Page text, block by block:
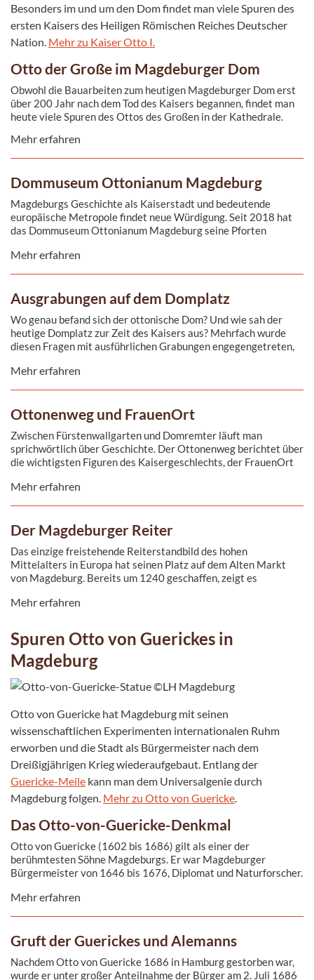
Besonders im und um den Dom findet man viele Spuren des
ersten Kaisers des Heiligen Römischen Reiches Deutscher
Nation. Mehr zu Kaiser Otto I.
Otto der Große im Magdeburger Dom
Obwohl die Bauarbeiten zum heutigen Magdeburger Dom erst
über 200 Jahr nach dem Tod des Kaisers begannen, findet man
heute viele Spuren des Ottos des Großen in der Kathedrale.
Mehr erfahren
Dommuseum Ottonianum Magdeburg
Magdeburgs Geschichte als Kaiserstadt und bedeutende
europäische Metropole findet neue Würdigung. Seit 2018 hat
das Dommuseum Ottonianum Magdeburg seine Pforten
Mehr erfahren
Ausgrabungen auf dem Domplatz
Wo genau befand sich der ottonische Dom? Und wie sah der
heutige Domplatz zur Zeit des Kaisers aus? Mehrfach wurde
diesen Fragen mit ausführlichen Grabungen engegengetreten,
entdeckten Umrisse einer ottonischen Kathedrale kann man auf
Mehr erfahren
Ottonenweg und FrauenOrt
Zwischen Fürstenwallgarten und Domremter läuft man
sprichwörtlich über Geschichte. Der Ottonenweg berichtet über
die wichtigsten Figuren des Kaisergeschlechts, der FrauenOrt
Kaisergattinnen Editha, Adelheid und Theophanu.
Mehr erfahren
Der Magdeburger Reiter
Das einzige freistehende Reiterstandbild des hohen
Mittelalters in Europa hat seinen Platz auf dem Alten Markt
von Magdeburg. Bereits um 1240 geschaffen, zeigt es
Reiters heute im Kulturhistorischen Museum steht, findet man
Mehr erfahren
Spuren Otto von Guerickes in
Magdeburg
Otto von Guericke hat Magdeburg mit seinen
wissenschaftlichen Experimenten internationalen Ruhm
erworben und die Stadt als Bürgermeister nach dem
Dreißigjährigen Krieg wiederaufgebaut. Entlang der
Guericke-Meile kann man dem Universalgenie durch
Magdeburg folgen. Mehr zu Otto von Guericke
Das Otto-von-Guericke-Denkmal
Otto von Guericke (1602 bis 1686) gilt als einer der
berühmtesten Söhne Magdeburgs. Er war Magdeburger
Bürgermeister von 1646 bis 1676, Diplomat und Naturforscher.
Ottostadt verdankt. Ihm zu Ehren ließ der Rat der Stadt
Mehr erfahren
Gruft der Guerickes und Alemanns
Nachdem Otto von Guericke 1686 in Hamburg gestorben war,
wurde er unter großer Anteilnahme der Bürger am 2. Juli 1686